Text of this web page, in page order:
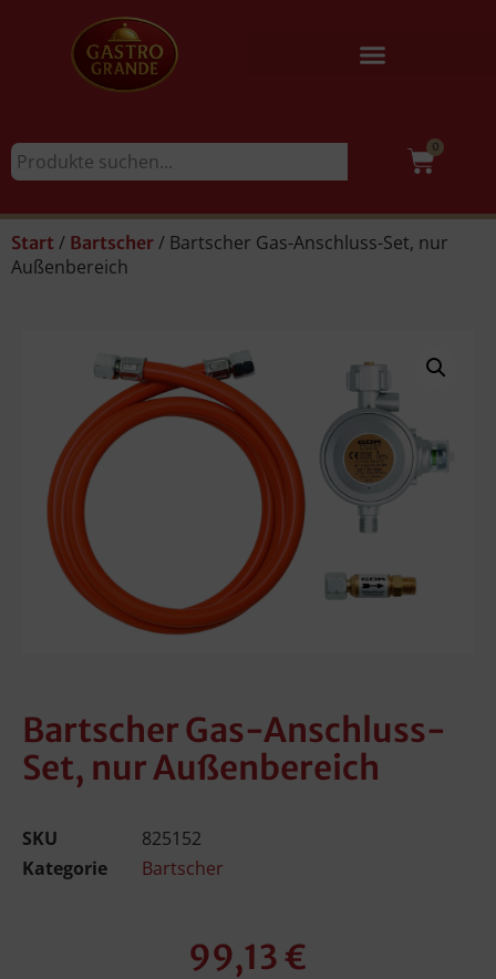
0
Start / Bartscher / Bartscher Gas-Anschluss-Set, nur
Außenbereich
Bartscher Gas-Anschluss-
Set, nur Außenbereich
SKU
825152
Kategorie
Bartscher
99,13€